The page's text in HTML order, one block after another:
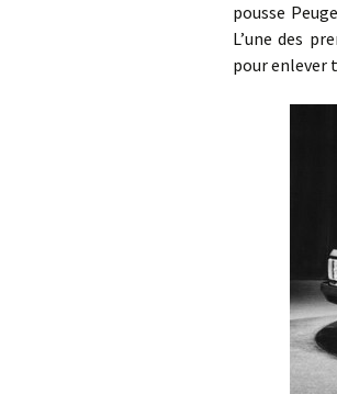
pousse
L’une des
pour enlever